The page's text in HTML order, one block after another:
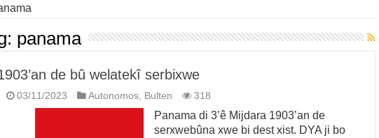
panama
de bû welatekî serbixwe
03/11/2023 Autonomos, Bulten 318
Panama di 3’ê Mijdara 1903’an de
serxwebûna xwe bi dest xist. DYA ji bo